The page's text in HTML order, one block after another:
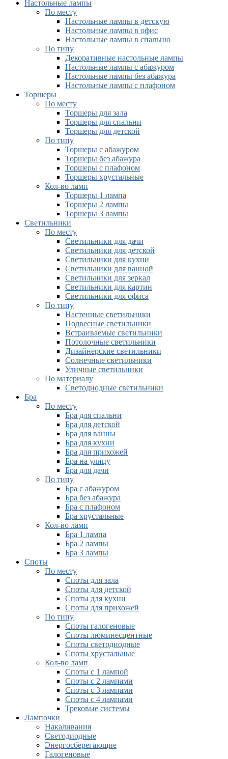
Настольные лампы
По месту
Настольные лампы в детскую
Настольные лампы в офис
Настольные лампы в спальню
По типу
Декоративные настольные лампы
Настольные лампы с абажуром
Настольные лампы без абажура
Настольные лампы с плафоном
Торшеры
По месту
Торшеры для зала
Торшеры для спальни
Торшеры для детской
По типу
Торшеры с абажуром
Торшеры без абажура
Торшеры с плафоном
Торшеры хрустальные
Кол-во ламп
Торшеры 1 лампа
Торшеры 2 лампы
Торшеры 3 лампы
Светильники
По месту
Светильники для дачи
Светильники для детской
Светильники для кухни
Светильники для ванной
Светильники для зеркал
Светильники для картин
Светильники для офиса
По типу
Настенные светильники
Подвесные светильники
Встраиваемые светильники
Потолочные светильники
Дизайнерские светильники
Солнечные светильники
Уличные светильники
По материалу
Светодиодные светильники
Бра
По месту
Бра для спальни
Бра для детской
Бра для ванны
Бра для кухни
Бра для прихожей
Бра на улицу
Бра для дачи
По типу
Бра с абажуром
Бра без абажура
Бра с плафоном
Бра хрустальные
Кол-во ламп
Бра 1 лампа
Бра 2 лампы
Бра 3 лампы
Споты
По месту
Споты для зала
Споты для детской
Споты для кухни
Споты для прихожей
По типу
Споты галогеновые
Споты люминесцентные
Споты светодиодные
Споты хрустальные
Кол-во ламп
Споты с 1 лампой
Споты с 2 лампами
Споты с 3 лампами
Споты с 4 лампами
Трековые системы
Лампочки
Накаливания
Светодиодные
Энергосберегающие
Галогеновые